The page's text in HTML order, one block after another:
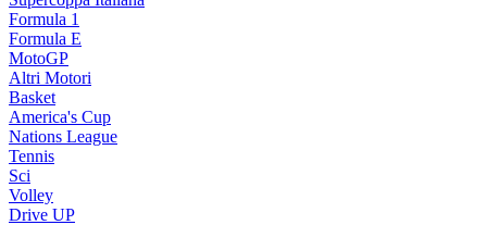
Formula 1
Formula E
MotoGP
Altri Motori
Basket
America's Cup
Nations League
Tennis
Sci
Volley
Drive UP